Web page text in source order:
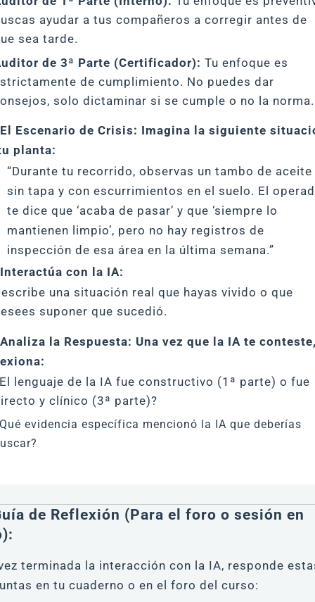
ayudar a tus compañeros a corregir antes de
sea tarde.
de 3ª Parte (Certificador): Tu enfoque es
de cumplimiento. No puedes dar
solo dictaminar si se cumple o no la norma.
Escenario de Crisis: Imagina la siguiente
planta:
“Durante tu recorrido, observas un tambo de aceite
sin tapa y con escurrimientos en el suelo. El
te dice que ‘acaba de pasar’ y que ‘siempre lo
mantienen limpio’, pero no hay registros de
inspección de esa área en la última semana.”
con la IA:
una situación real que hayas vivido o que
suponer que sucedió.
la Respuesta: Una vez que la IA te
lenguaje de la IA fue constructivo (1ª parte) o fue
y clínico (3ª parte)?
evidencia específica mencionó la IA que deberías
de Reflexión (Para el foro o sesión en
terminada la interacción con la IA, responde
en tu cuaderno o en el foro del curso: